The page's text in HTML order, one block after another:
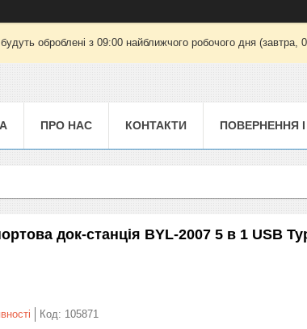
оброблені з 09:00 найближчого робочого дня (завтра,
ПРО НАС КОНТАКТИ ПОВЕРНЕННЯ
док-станція BYL-2007 5 в 1 USB
Код: 105871